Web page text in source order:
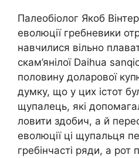
Палеобіолог Якоб
еволюції гребневики
навчилися вільно
скам’янілої Daihua
половину доларової
думку, що у цих істот
щупалець, які
ловити здобич, а й
еволюції ці щупальця
гребінчасті ряди, а рот